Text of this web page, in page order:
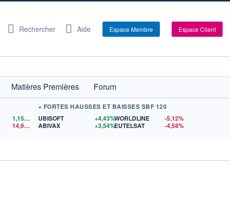
Rechercher Aide Espace Membre Espace Client
Matières Premières
Forum
1,1559
$US
14,90$US
+ FORTES HAUSSES ET BAISSES SBF 120
UBISOFT
+4,43%
ABIVAX
+3,54%
WORLDLINE
-5,12%
EUTELSAT
-4,58%